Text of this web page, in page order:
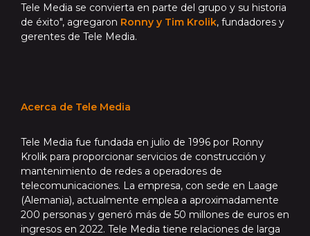
Tele Media se convierta en parte del grupo y su historia
de éxito", agregaron Ronny y Tim Krolik, fundadores y
gerentes de Tele Media.
Acerca de Tele Media
Tele Media fue fundada en julio de 1996 por Ronny
Krolik para proporcionar servicios de construcción y
mantenimiento de redes a operadores de
telecomunicaciones. La empresa, con sede en Laage
(Alemania), actualmente emplea a aproximadamente
200 personas y generó más de 50 millones de euros en
ingresos en 2022. Tele Media tiene relaciones de larga